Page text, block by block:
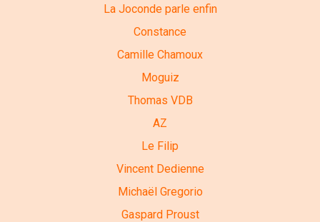
La Joconde parle enfin
Constance
Camille Chamoux
Moguiz
Thomas VDB
AZ
Le Filip
Vincent Dedienne
Michaël Gregorio
Gaspard Proust